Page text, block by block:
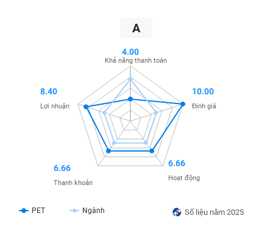
A
Số liệu năm 2025
PET Ngành
4.00
Khả năng thanh toán
10.00
Định giá
6.66
Hoạt động
6.66
Thanh khoản
8.40
Lợi nhuận